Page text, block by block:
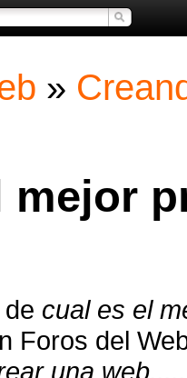
»
mejor
cual es el
Foros del
una